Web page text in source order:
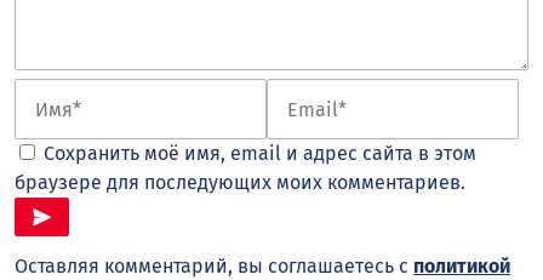
Сохранить моё имя, email и адрес сайта в этом
браузере для последующих моих комментариев.
Оставляя комментарий, вы соглашаетесь с политикой